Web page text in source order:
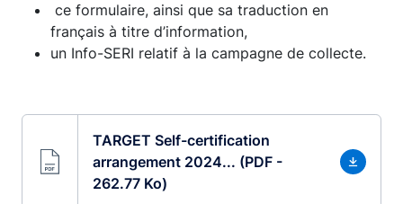
ce formulaire, ainsi que sa traduction en
français à titre d’information,
un Info-SERI relatif à la campagne de collecte.
TARGET Self-certification
arrangement 2024... (PDF -
262.77 Ko)